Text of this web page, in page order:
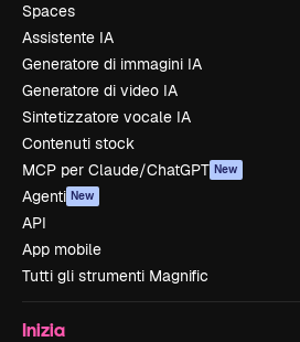
Spaces
Assistente IA
Generatore di immagini IA
Generatore di video IA
Sintetizzatore vocale IA
Contenuti stock
MCP per Claude/ChatGPT New
Agenti New
API
App mobile
Tutti gli strumenti Magnific
Inizia